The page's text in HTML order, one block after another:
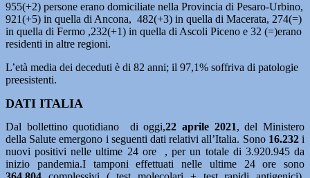
955(+2) persone erano domiciliate nella Provincia di Pesaro-Urbino,
921(+5) in quella di Ancona, 482(+3) in quella di Macerata, 274(=)
in quella di Fermo ,232(+1) in quella di Ascoli Piceno e 32 (=)erano
residenti in altre regioni.
L’età media dei deceduti è di 82 anni; il 97,1% soffriva di patologie
preesistenti.
DATI ITALIA
Dal bollettino quotidiano di oggi,22 aprile 2021, del Ministero
della Salute emergono i seguenti dati relativi all’Italia. Sono 16.232i
nuovi positivi nelle ultime 24 ore , per un totale di 3.920.945 da
inizio pandemia.I tamponi effettuati nelle ultime 24 ore sono